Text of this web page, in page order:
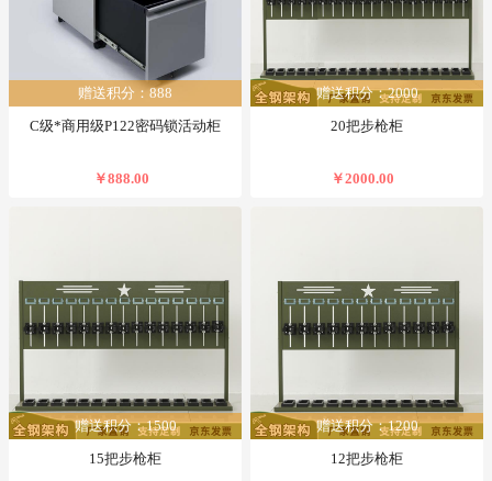
赠送积分：888
C级*商用级P122密码锁活动柜
￥888.00
赠送积分：2000
20把步枪柜
￥2000.00
赠送积分：1500
15把步枪柜
赠送积分：1200
12把步枪柜